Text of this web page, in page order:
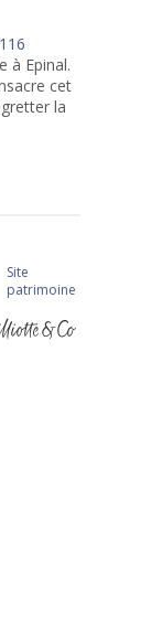
à Epinal.
cet
la
Site
patrimoine